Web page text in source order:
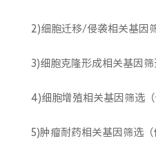
2)细胞迁移/侵袭相关基因筛
3)细胞克隆形成相关基因筛
4)细胞增殖相关基因筛选（
5)肿瘤耐药相关基因筛选（